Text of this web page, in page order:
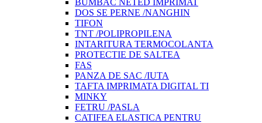
BUMBAC NETED IMPRIMAT
DOS SE PERNE /NANGHIN
TIFON
TNT /POLIPROPILENA
INTARITURA TERMOCOLANTA
PROTECTIE DE SALTEA
FAS
PANZA DE SAC /IUTA
TAFTA IMPRIMATA DIGITAL TI
MINKY
FETRU /PASLA
CATIFEA ELASTICA PENTRU